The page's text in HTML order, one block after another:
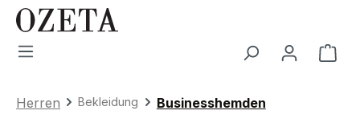
Zum Hauptinhalt springen
Herren Bekleidung Businesshemden